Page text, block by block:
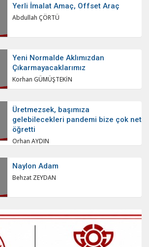
Yerli İmalat Amaç, Offset Araç
Abdullah ÇÖRTÜ
Yeni Normalde Aklımızdan
Çıkarmayacaklarımız
Korhan GÜMÜŞTEKİN
Üretmezsek, başımıza
gelebilecekleri pandemi bize çok net
öğretti
Orhan AYDIN
Naylon Adam
Behzat ZEYDAN